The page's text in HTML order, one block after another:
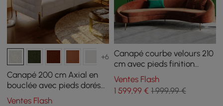
+6
Canapé 200 cm Axial en
bouclée avec pieds dorés
et coussins, Lot de 2
Ventes Flash
Canapé courbe velours 210
cm avec pieds finition
dorée et coussins
Ventes Flash
1 599,99€ 1 999,99 €